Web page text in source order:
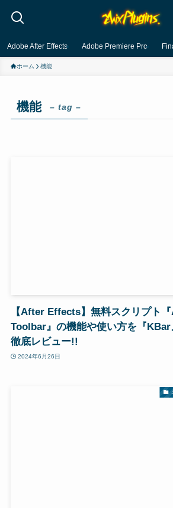
Adobe After Effects Adobe Premiere Pro
ホーム 機能
機能 – tag –
【After Effects】無料スクリプト
Toolbar』の機能や使い方を『KBar
徹底レビュー!!
2024年6月26日